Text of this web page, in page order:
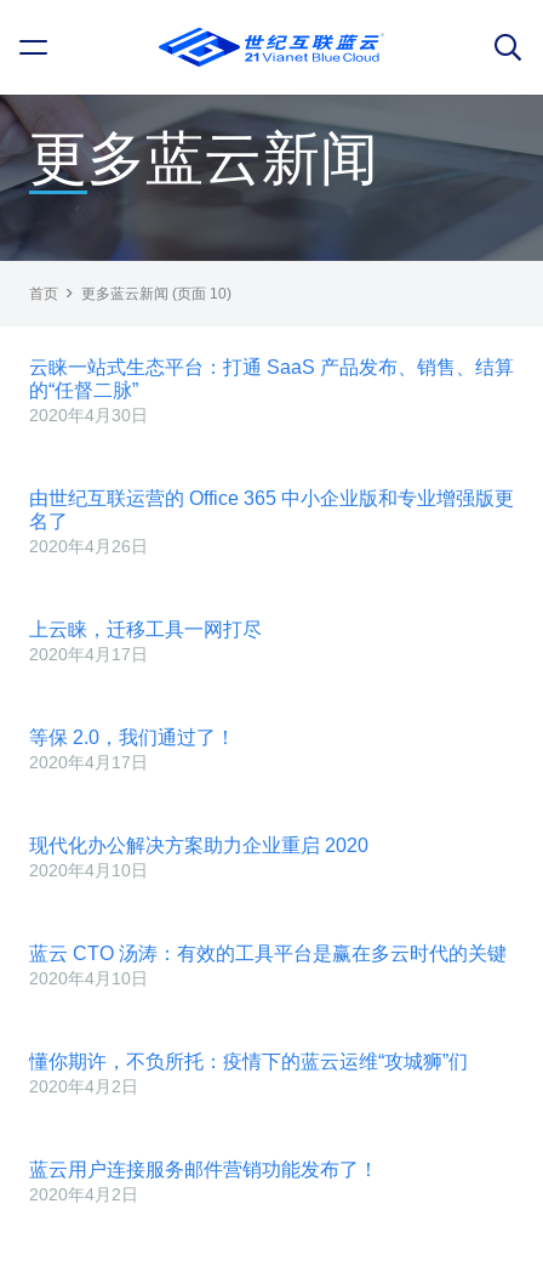
更多蓝云新闻
首页 更多蓝云新闻 (页面 10)
云睐一站式生态平台：打通 SaaS 产品发布、销售、结算
的“任督二脉”
2020年4月30日
由世纪互联运营的 Office 365 中小企业版和专业增强版更
名了
2020年4月26日
上云睐，迁移工具一网打尽
2020年4月17日
等保 2.0，我们通过了！
2020年4月17日
现代化办公解决方案助力企业重启 2020
2020年4月10日
蓝云 CTO 汤涛：有效的工具平台是赢在多云时代的关键
2020年4月10日
懂你期许，不负所托：疫情下的蓝云运维“攻城狮”们
2020年4月2日
蓝云用户连接服务邮件营销功能发布了！
2020年4月2日